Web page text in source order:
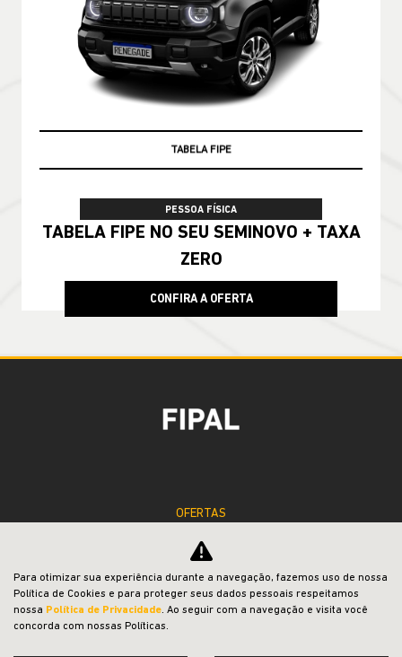
100% DA TABELA FIPE NO SEU USADO
CONFIRA A OFERTA
COMPASS
Compass Sport T270 2026
TAXA ZERO EM 24X
Para otimizar sua experiência durante a navegação, fazemos uso de nossa
Política de Cookies e para proteger seus dados pessoais respeitamos
nossa Política de Privacidade. Ao seguir com a navegação e visita você
concorda com nossas Políticas.